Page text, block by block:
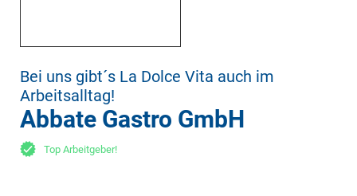
Bei uns gibt´s La Dolce Vita auch im
Arbeitsalltag!
Abbate Gastro GmbH
Top Arbeitgeber!